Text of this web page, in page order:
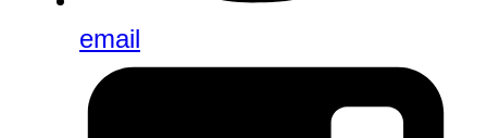
email